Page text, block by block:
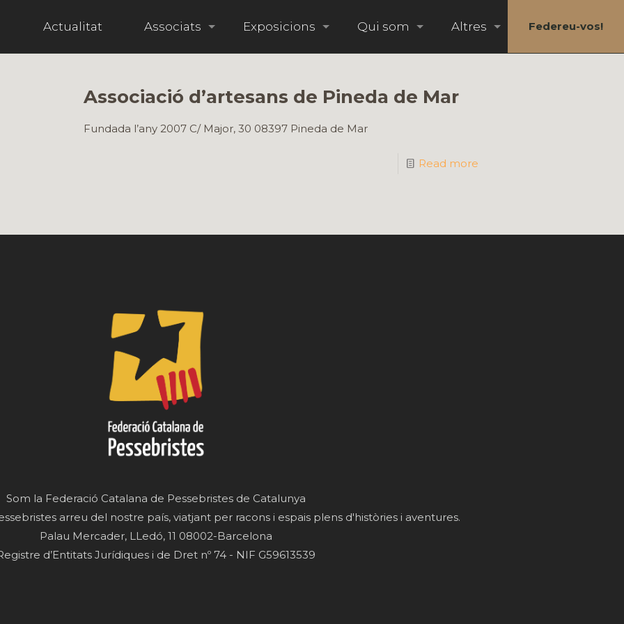
Actualitat Associats Exposicions Qui som Altres Federeu-vos!
Associació d’artesans de Pineda de Mar
Fundada l’any 2007 C/ Major, 30 08397 Pineda de Mar
Read more
Som la Federació Catalana de Pessebristes de Catalunya
arreu del nostre país, viatjant per racons i espais plens d'històries i aventures.
Palau Mercader, LLedó, 11 08002-Barcelona
d’Entitats Jurídiques i de Dret nº 74 - NIF G59613539